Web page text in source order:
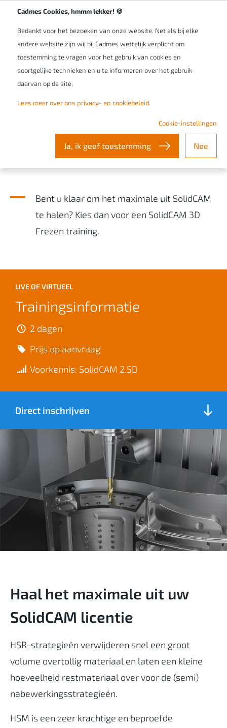
Cadmes Cookies, hmmm lekker! 🍪
Bedankt voor het bezoeken van onze website. Net als bij elke
andere website zijn wij bij Cadmes wettelijk verplicht om
toestemming te vragen voor het gebruik van cookies en
soortgelijke technieken en u te informeren over het gebruik
daarvan op de site.
Lees meer over ons privacy- en cookiebeleid.
Cookie-instellingen
Ja, ik geef toestemming Nee
Werken bij Cadmes
Slimmer en efficiënter werken
de SolidCAM 3D
Frezen training
Bent u klaar om het maximale uit SolidCAM
te halen? Kies dan voor een SolidCAM 3D
Frezen training.
LIVE OF VIRTUEEL
Trainingsinformatie
2 dagen
Prijs op aanvraag
Voorkennis: SolidCAM 2.5D
Direct inschrijven
Haal het maximale uit uw
SolidCAM licentie
HSR-strategieën verwijderen snel een groot
volume overtollig materiaal en laten een kleine
hoeveelheid restmateriaal over voor de (semi)
nabewerkingsstrategieën.
HSM is een zeer krachtige en beproefde